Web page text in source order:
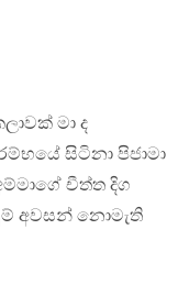
මා ද
සිටිනා පිජාමා
චීත්ත දිග
අවසන් නොමැති